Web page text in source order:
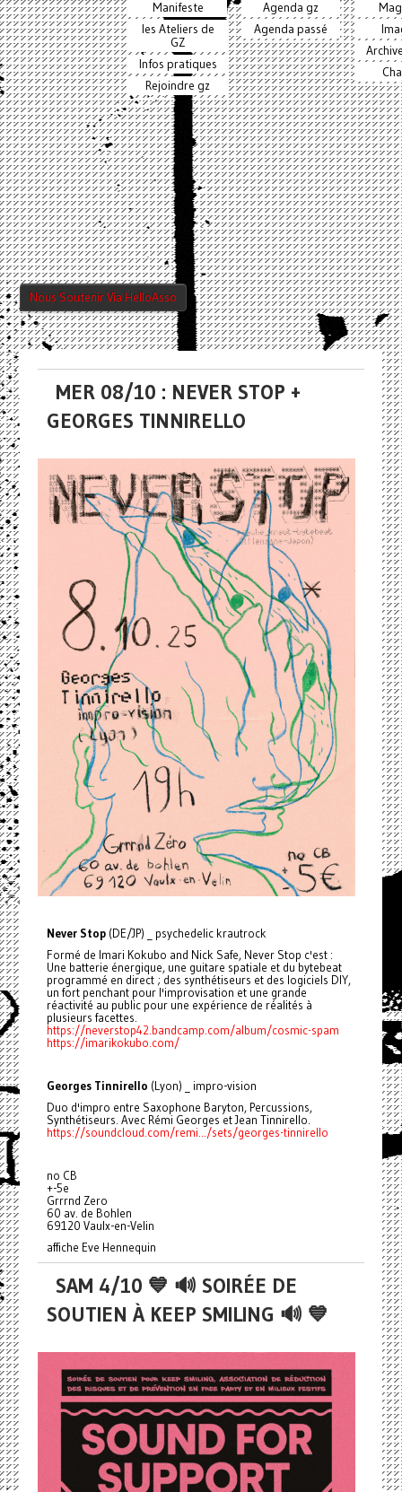
Manifeste
les Ateliers de
GZ
Infos pratiques
Rejoindre gz
Agenda gz
Agenda passé
Nous Soutenir Via HelloAsso
MER 08/10 : NEVER STOP +
GEORGES TINNIRELLO
Never Stop(DE/JP) _ psychedelic krautrock
Formé de Imari Kokubo and Nick Safe, Never Stop c'est :
Une batterie énergique, une guitare spatiale et du bytebeat
programmé en direct ; des synthétiseurs et des logiciels DIY,
un fort penchant pour l'improvisation et une grande
réactivité au public pour une expérience de réalités à
plusieurs facettes.
https://neverstop42.bandcamp.com/album/cosmic-spam
https://imarikokubo.com/
Georges Tinnirello (Lyon) _ impro-vision
Duo d'impro entre Saxophone Baryton, Percussions,
Synthétiseurs. Avec Rémi Georges et Jean Tinnirello.
https://soundcloud.com/remi.../sets/georges-tinnirello
no CB
+-5e
Grrrnd Zero
60 av. de Bohlen
69120 Vaulx-en-Velin
affiche Eve Hennequin
SAM 4/10 💙 🔊 SOIRÉE DE
SOUTIEN À KEEP SMILING 🔊 💙